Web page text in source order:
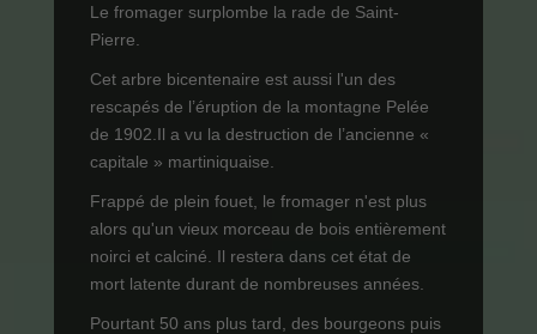
Le fromager surplombe la rade de Saint-
Pierre.
Cet arbre bicentenaire est aussi l'un des
rescapés de l’éruption de la montagne Pelée
de 1902.Il a vu la destruction de l’ancienne «
capitale » martiniquaise.
Frappé de plein fouet, le fromager n'est plus
alors qu'un vieux morceau de bois entièrement
noirci et calciné. Il restera dans cet état de
mort latente durant de nombreuses années.
Pourtant 50 ans plus tard, des bourgeons puis